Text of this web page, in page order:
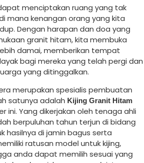
menciptakan ruang yang tak
mana kenangan orang yang kita
Dengan harapan dan doa yang
granit hitam, kita membuka
damai, memberikan tempat
bagi mereka yang telah pergi dan
yang ditinggalkan.
merupakan spesialis pembuatan
satunya adalah Kijing Granit Hitam
ini. Yang dikerjakan oleh tenaga ahli
berpuluhan tahun terjun di bidang
hasilnya di jamin bagus serta
ratusan model untuk kijing,
anda dapat memilih sesuai yang